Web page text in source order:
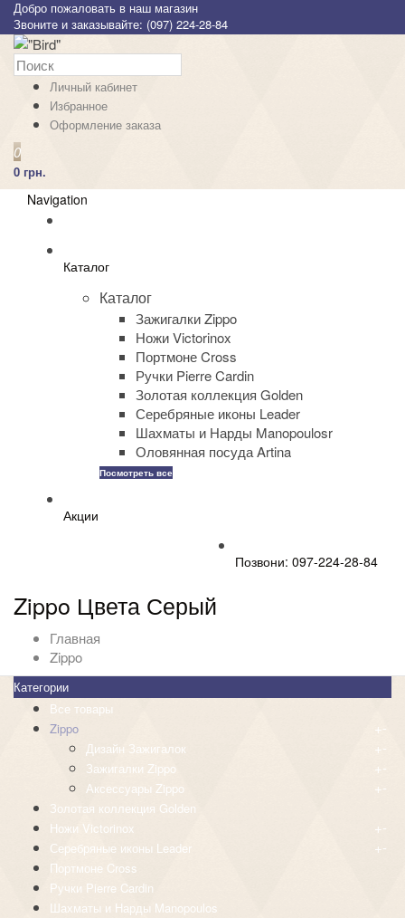
Добро пожаловать в наш магазин
Звоните и заказывайте: (097) 224-28-84
Личный кабинет
Избранное
Оформление заказа
0
0 грн.
Navigation
Каталог
Каталог
Зажигалки Zippo
Ножи Victorinox
Портмоне Cross
Ручки Pierre Cardin
Золотая коллекция Golden
Серебряные иконы Leader
Шахматы и Нарды Manopoulosr
Оловянная посуда Artina
Посмотреть все
Акции
Позвони: 097-224-28-84
Zippo Цвета Серый
Главная
Zippo
Категории
Все товары
Zippo
+-
Дизайн Зажигалок +-
Зажигалки Zippo +-
Аксессуары Zippo +-
Золотая коллекция Golden
Ножи Victorinox
+-
Серебряные иконы Leader +-
Портмоне Cross
Ручки Pierre Cardin
Шахматы и Нарды Manopoulos